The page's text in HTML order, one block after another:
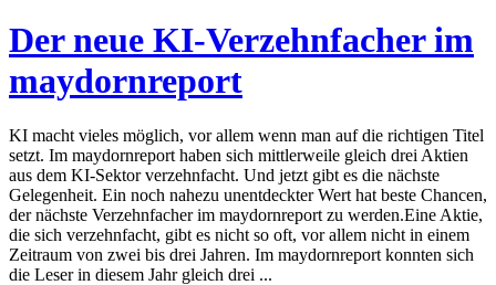
Der neue KI-Verzehnfacher im
maydornreport
KI macht vieles möglich, vor allem wenn man auf die richtigen Titel
setzt. Im maydornreport haben sich mittlerweile gleich drei Aktien
aus dem KI-Sektor verzehnfacht. Und jetzt gibt es die nächste
Gelegenheit. Ein noch nahezu unentdeckter Wert hat beste Chancen,
der nächste Verzehnfacher im maydornreport zu werden.Eine Aktie,
die sich verzehnfacht, gibt es nicht so oft, vor allem nicht in einem
Zeitraum von zwei bis drei Jahren. Im maydornreport konnten sich
die Leser in diesem Jahr gleich drei ...